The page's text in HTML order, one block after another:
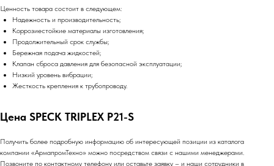
Ценность товара состоит в следующем:
Надежность и производительность;
Коррозиестойкие материалы изготовления;
Продолжительный срок службы;
Бережная подача жидкостей;
Клапан сброса давления для безопасной эксплуатации;
Низкий уровень вибрации;
Жесткость крепления к трубопроводу.
Цена SPECK TRIPLEX P21-S
Получить более подробную информацию об интересующей позиции из каталога
компании «АрмапромТехно» можно посредством связи с нашими менеджерами.
Позвоните по контактному телефону или оставьте заявку – и наши сотрудники в